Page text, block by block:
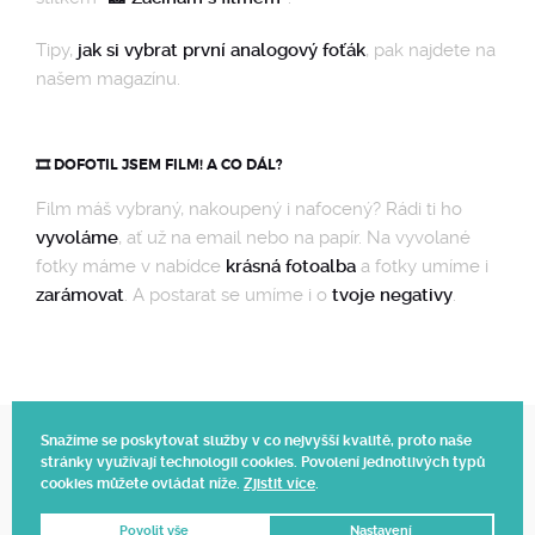
Snažíme se poskytovat služby v co nejvyšší kvalitě, proto naše
stránky využívají technologii cookies. Povolení jednotlivých typů
cookies můžete ovládat níže. Zjistit více.
Povolit vše Nastavení
Tipy, jak si vybrat první analogový foťák, pak najdete na
našem magazínu.
🎞️ DOFOTIL JSEM FILM! A CO DÁL?
Film máš vybraný, nakoupený i nafocený? Rádi ti ho
vyvoláme, ať už na email nebo na papír. Na vyvolané
fotky máme v nabídce krásná fotoalba a fotky umíme i
zarámovat. A postarat se umíme i o tvoje negativy.
Web vytvořil Polagraph
© 2025.